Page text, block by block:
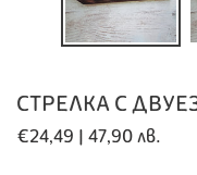
СТРЕЛКА С
Обичайна
€24,49 | 47,90 лв.